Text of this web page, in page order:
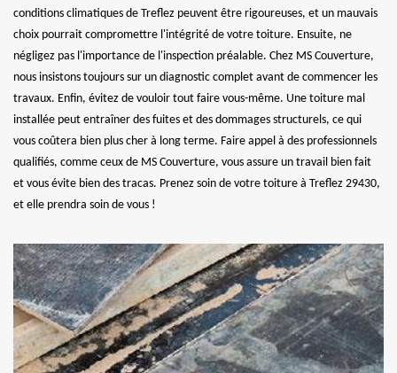
conditions climatiques de Treflez peuvent être rigoureuses, et un mauvais
choix pourrait compromettre l'intégrité de votre toiture. Ensuite, ne
négligez pas l'importance de l'inspection préalable. Chez MS Couverture,
nous insistons toujours sur un diagnostic complet avant de commencer les
travaux. Enfin, évitez de vouloir tout faire vous-même. Une toiture mal
installée peut entraîner des fuites et des dommages structurels, ce qui
vous coûtera bien plus cher à long terme. Faire appel à des professionnels
qualifiés, comme ceux de MS Couverture, vous assure un travail bien fait
et vous évite bien des tracas. Prenez soin de votre toiture à Treflez 29430,
et elle prendra soin de vous !